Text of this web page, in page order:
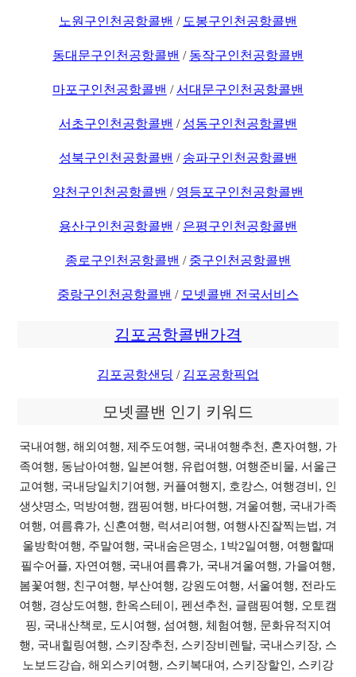
노원구인천공항콜밴 / 도봉구인천공항콜밴
동대문구인천공항콜밴 / 동작구인천공항콜밴
마포구인천공항콜밴 /서대문구인천공항콜밴
서초구인천공항콜밴 / 성동구인천공항콜밴
성북구인천공항콜밴 / 송파구인천공항콜밴
양천구인천공항콜밴 / 영등포구인천공항콜밴
용산구인천공항콜밴 / 은평구인천공항콜밴
종로구인천공항콜밴 / 중구인천공항콜밴
중랑구인천공항콜밴 / 모넷콜밴 전국서비스
김포공항콜밴가격
김포공항샌딩 / 김포공항픽업
모넷콜밴 인기 키워드
국내여행, 해외여행, 제주도여행, 국내여행추천, 혼자여행, 가
족여행, 동남아여행, 일본여행, 유럽여행, 여행준비물, 서울근
교여행, 국내당일치기여행, 커플여행지, 호캉스, 여행경비, 인
생샷명소, 먹방여행, 캠핑여행, 바다여행, 겨울여행, 국내가족
여행, 여름휴가, 신혼여행, 럭셔리여행, 여행사진잘찍는법, 겨
울방학여행, 주말여행, 국내숨은명소, 1박2일여행, 여행할때
필수어플, 자연여행, 국내여름휴가, 국내겨울여행, 가을여행,
봄꽃여행, 친구여행, 부산여행, 강원도여행, 서울여행, 전라도
여행, 경상도여행, 한옥스테이, 펜션추천, 글램핑여행, 오토캠
핑, 국내산책로, 도시여행, 섬여행, 체험여행, 문화유적지여
행, 국내힐링여행, 스키장추천, 스키장비렌탈, 국내스키장, 스
노보드강습, 해외스키여행, 스키복대여, 스키장할인, 스키강